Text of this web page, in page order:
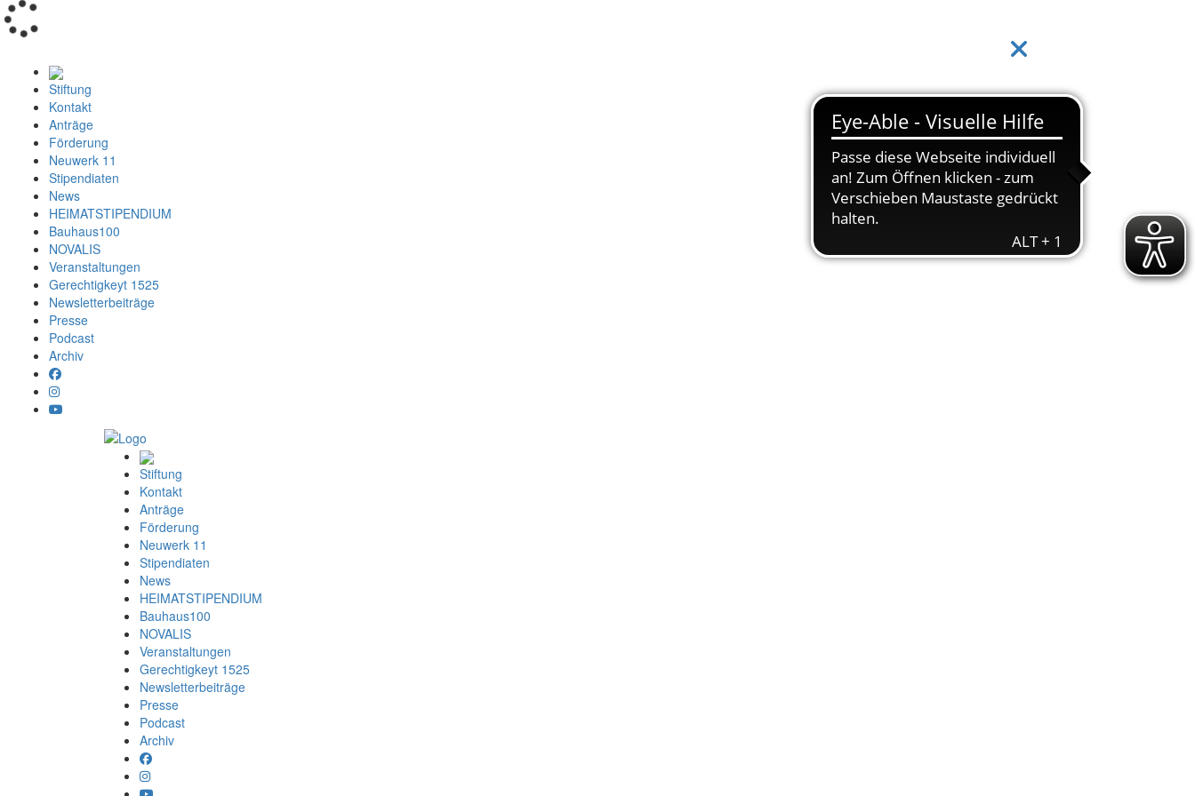
Stiftung
Kontakt
Anträge
Förderung
Neuwerk 11
Stipendiaten
News
HEIMATSTIPENDIUM
Bauhaus100
NOVALIS
Veranstaltungen
Gerechtigkeyt 1525
Newsletterbeiträge
Presse
Podcast
Archiv
Stiftung
Kontakt
Anträge
Förderung
Neuwerk 11
Stipendiaten
News
HEIMATSTIPENDIUM
Bauhaus100
NOVALIS
Veranstaltungen
Gerechtigkeyt 1525
Newsletterbeiträge
Presse
Podcast
Archiv